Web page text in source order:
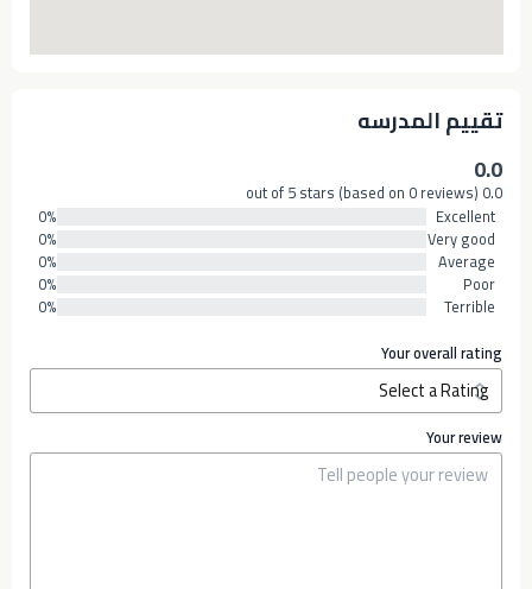
تقييم المدرسه
0.0
0.0 out of 5 stars (based on 0 reviews)
Excellent
0%
Very good
0%
Average
0%
Poor
0%
Terrible
0%
Your overall rating
Your review